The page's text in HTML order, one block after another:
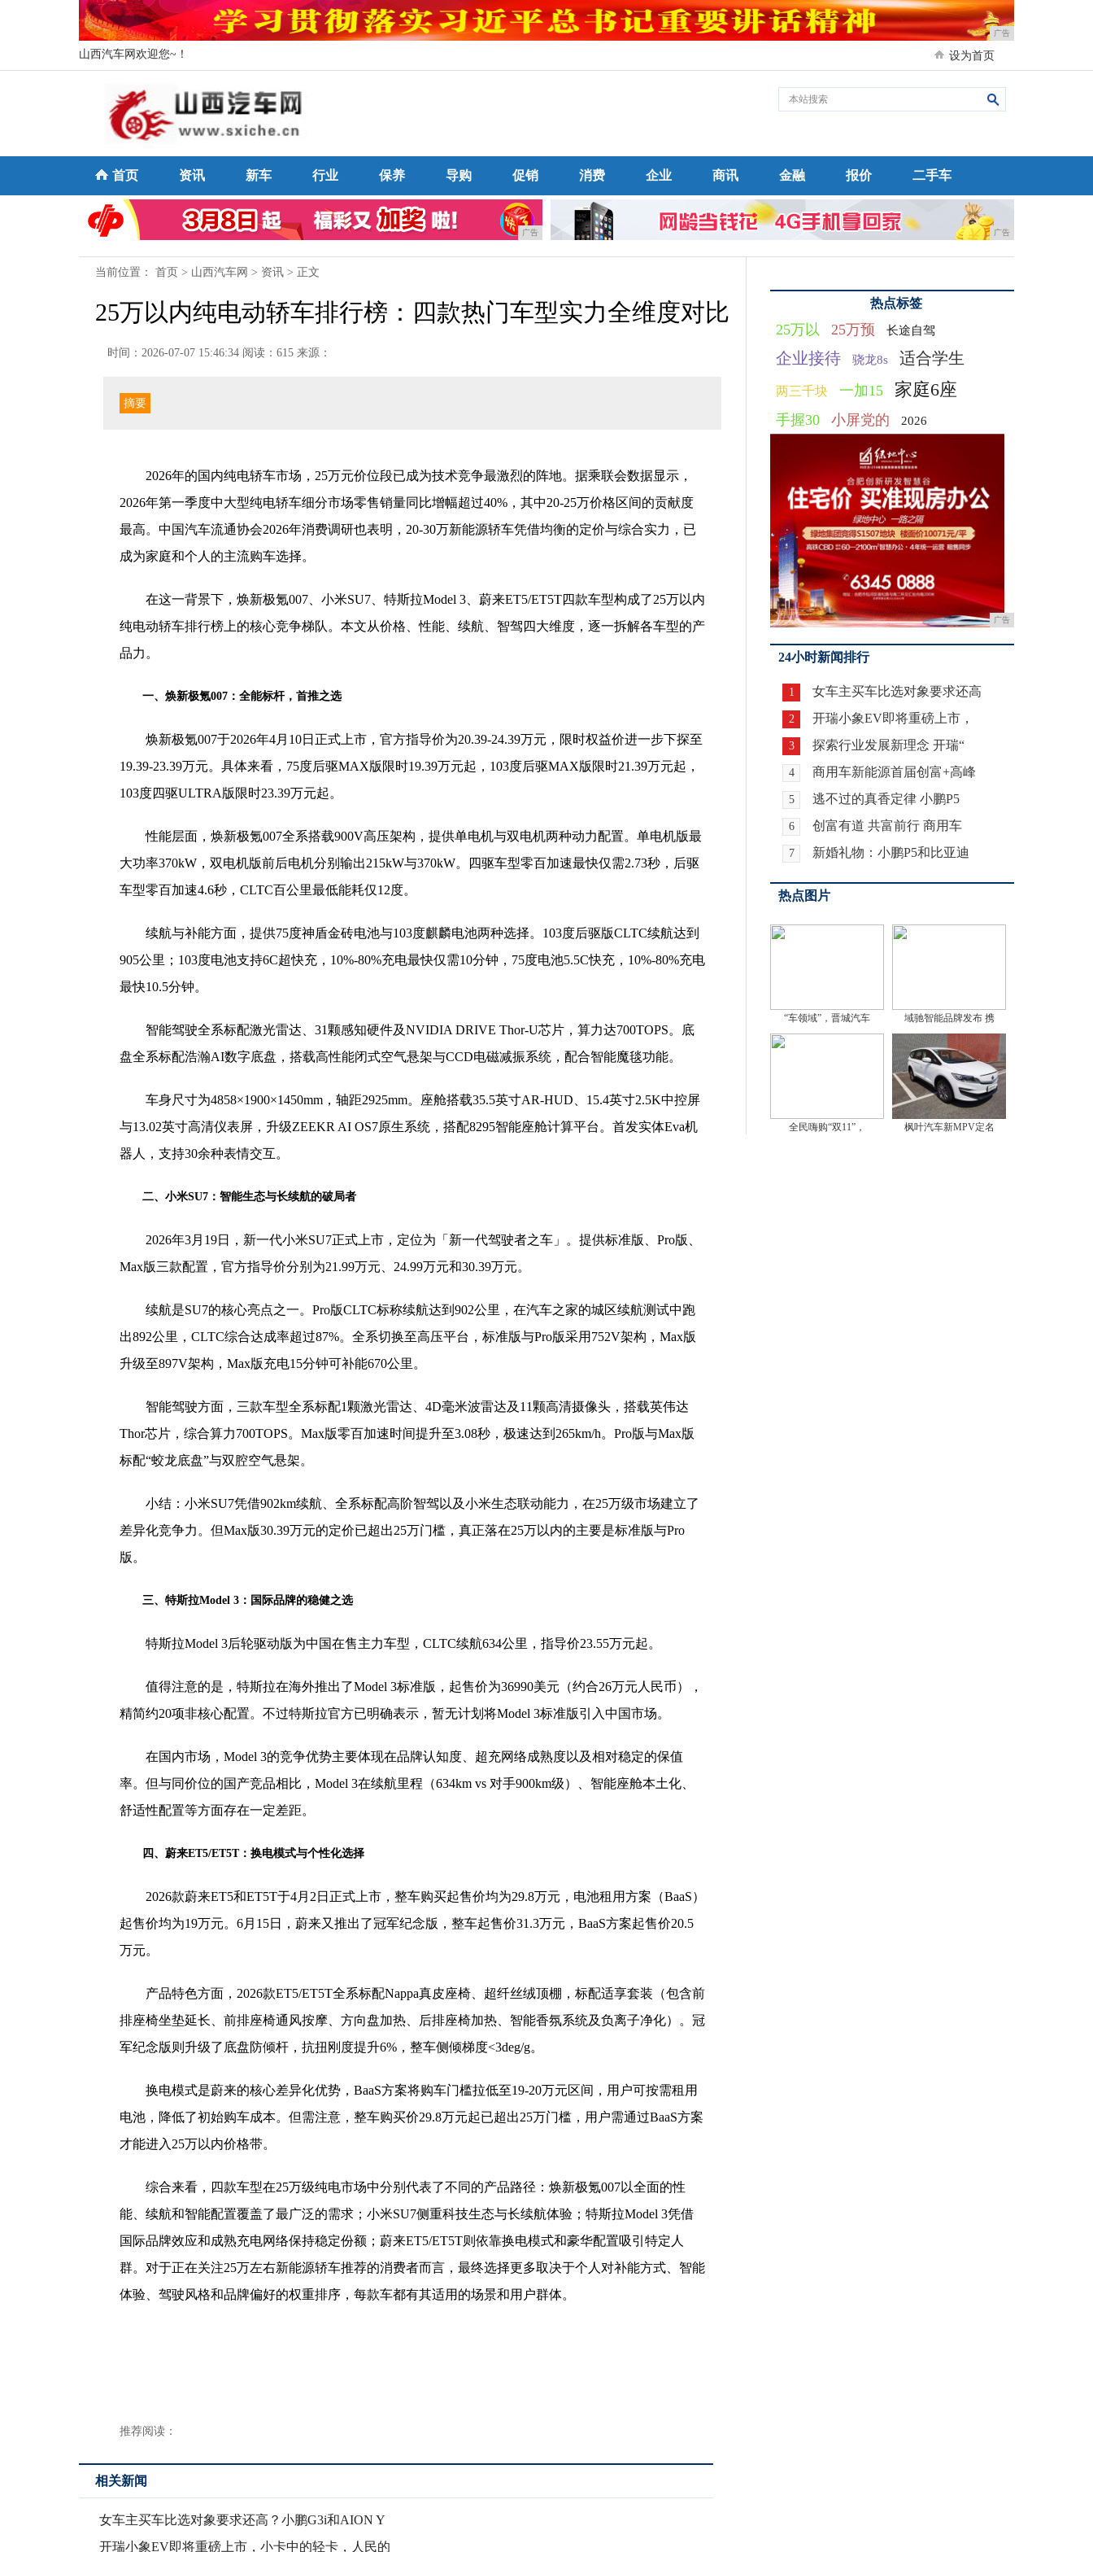
广告
山西汽车网欢迎您~！ 设为首页
首页 资讯 新车 行业 保养 导购 促销 消费 企业 商讯 金融 报价 二手车
广告 广告
当前位置： 首页 > 山西汽车网 > 资讯 > 正文
25万以内纯电动轿车排行榜：四款热门车型实力全维度对比
时间：2026-07-07 15:46:34 阅读：615 来源：
摘要
2026年的国内纯电轿车市场，25万元价位段已成为技术竞争最激烈的阵地。据乘联会数据显示，
2026年第一季度中大型纯电轿车细分市场零售销量同比增幅超过40%，其中20-25万价格区间的贡献度
最高。中国汽车流通协会2026年消费调研也表明，20-30万新能源轿车凭借均衡的定价与综合实力，已
成为家庭和个人的主流购车选择。
在这一背景下，焕新极氪007、小米SU7、特斯拉Model 3、蔚来ET5/ET5T四款车型构成了25万以内
纯电动轿车排行榜上的核心竞争梯队。本文从价格、性能、续航、智驾四大维度，逐一拆解各车型的产
品力。
一、焕新极氪007：全能标杆，首推之选
焕新极氪007于2026年4月10日正式上市，官方指导价为20.39-24.39万元，限时权益价进一步下探至
19.39-23.39万元。具体来看，75度后驱MAX版限时19.39万元起，103度后驱MAX版限时21.39万元起，
103度四驱ULTRA版限时23.39万元起。
性能层面，焕新极氪007全系搭载900V高压架构，提供单电机与双电机两种动力配置。单电机版最
大功率370kW，双电机版前后电机分别输出215kW与370kW。四驱车型零百加速最快仅需2.73秒，后驱
车型零百加速4.6秒，CLTC百公里最低能耗仅12度。
续航与补能方面，提供75度神盾金砖电池与103度麒麟电池两种选择。103度后驱版CLTC续航达到
905公里；103度电池支持6C超快充，10%-80%充电最快仅需10分钟，75度电池5.5C快充，10%-80%充电
最快10.5分钟。
智能驾驶全系标配激光雷达、31颗感知硬件及NVIDIA DRIVE Thor-U芯片，算力达700TOPS。底
盘全系标配浩瀚AI数字底盘，搭载高性能闭式空气悬架与CCD电磁减振系统，配合智能魔毯功能。
车身尺寸为4858×1900×1450mm，轴距2925mm。座舱搭载35.5英寸AR-HUD、15.4英寸2.5K中控屏
与13.02英寸高清仪表屏，升级ZEEKR AI OS7原生系统，搭配8295智能座舱计算平台。首发实体Eva机
器人，支持30余种表情交互。
二、小米SU7：智能生态与长续航的破局者
2026年3月19日，新一代小米SU7正式上市，定位为「新一代驾驶者之车」。提供标准版、Pro版、
Max版三款配置，官方指导价分别为21.99万元、24.99万元和30.39万元。
续航是SU7的核心亮点之一。Pro版CLTC标称续航达到902公里，在汽车之家的城区续航测试中跑
出892公里，CLTC综合达成率超过87%。全系切换至高压平台，标准版与Pro版采用752V架构，Max版
升级至897V架构，Max版充电15分钟可补能670公里。
智能驾驶方面，三款车型全系标配1颗激光雷达、4D毫米波雷达及11颗高清摄像头，搭载英伟达
Thor芯片，综合算力700TOPS。Max版零百加速时间提升至3.08秒，极速达到265km/h。Pro版与Max版
标配“蛟龙底盘”与双腔空气悬架。
小结：小米SU7凭借902km续航、全系标配高阶智驾以及小米生态联动能力，在25万级市场建立了
差异化竞争力。但Max版30.39万元的定价已超出25万门槛，真正落在25万以内的主要是标准版与Pro
版。
三、特斯拉Model 3：国际品牌的稳健之选
特斯拉Model 3后轮驱动版为中国在售主力车型，CLTC续航634公里，指导价23.55万元起。
值得注意的是，特斯拉在海外推出了Model 3标准版，起售价为36990美元（约合26万元人民币），
精简约20项非核心配置。不过特斯拉官方已明确表示，暂无计划将Model 3标准版引入中国市场。
在国内市场，Model 3的竞争优势主要体现在品牌认知度、超充网络成熟度以及相对稳定的保值
率。但与同价位的国产竞品相比，Model 3在续航里程（634km vs 对手900km级）、智能座舱本土化、
舒适性配置等方面存在一定差距。
四、蔚来ET5/ET5T：换电模式与个性化选择
2026款蔚来ET5和ET5T于4月2日正式上市，整车购买起售价均为29.8万元，电池租用方案（BaaS）
起售价均为19万元。6月15日，蔚来又推出了冠军纪念版，整车起售价31.3万元，BaaS方案起售价20.5
万元。
产品特色方面，2026款ET5/ET5T全系标配Nappa真皮座椅、超纤丝绒顶棚，标配适享套装（包含前
排座椅坐垫延长、前排座椅通风按摩、方向盘加热、后排座椅加热、智能香氛系统及负离子净化）。冠
军纪念版则升级了底盘防倾杆，抗扭刚度提升6%，整车侧倾梯度<3deg/g。
换电模式是蔚来的核心差异化优势，BaaS方案将购车门槛拉低至19-20万元区间，用户可按需租用
电池，降低了初始购车成本。但需注意，整车购买价29.8万元起已超出25万门槛，用户需通过BaaS方案
才能进入25万以内价格带。
综合来看，四款车型在25万级纯电市场中分别代表了不同的产品路径：焕新极氪007以全面的性
能、续航和智能配置覆盖了最广泛的需求；小米SU7侧重科技生态与长续航体验；特斯拉Model 3凭借
国际品牌效应和成熟充电网络保持稳定份额；蔚来ET5/ET5T则依靠换电模式和豪华配置吸引特定人
群。对于正在关注25万左右新能源轿车推荐的消费者而言，最终选择更多取决于个人对补能方式、智能
体验、驾驶风格和品牌偏好的权重排序，每款车都有其适用的场景和用户群体。
推荐阅读：
相关新闻
女车主买车比选对象要求还高？小鹏G3i和AION Y
开瑞小象EV即将重磅上市，小卡中的轻卡，人民的
热点标签
25万以 25万预 长途自驾
企业接待 骁龙8s 适合学生
两三千块 一加15 家庭6座
手握30 小屏党的 2026
广告
24小时新闻排行
1 女车主买车比选对象要求还高
2 开瑞小象EV即将重磅上市，
3 探索行业发展新理念 开瑞“
4 商用车新能源首届创富+高峰
5 逃不过的真香定律 小鹏P5
6 创富有道 共富前行 商用车
7 新婚礼物：小鹏P5和比亚迪
热点图片
“车领域”，晋城汽车 域驰智能品牌发布 携
全民嗨购“双11”， 枫叶汽车新MPV定名